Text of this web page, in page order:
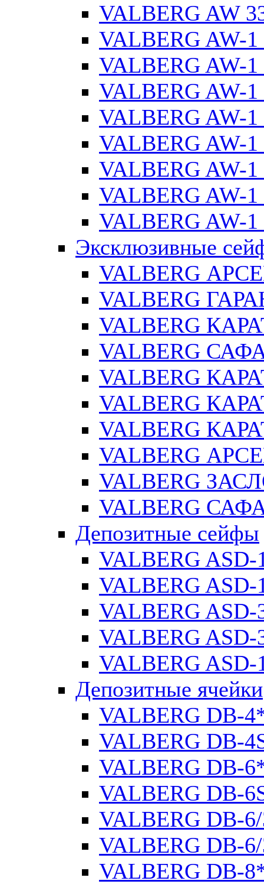
VALBERG AW
VALBERG AW-1
VALBERG AW-1
VALBERG AW-1
VALBERG AW-1
VALBERG AW-1
VALBERG AW-1
VALBERG AW-1
VALBERG AW-1
Эксклюзивные
VALBERG
VALBERG
VALBERG
VALBERG
VALBERG
VALBERG
VALBERG
VALBERG
VALBERG
VALBERG
Депозитные сейфы
VALBERG ASD-
VALBERG ASD-
VALBERG ASD-
VALBERG ASD-
VALBERG ASD-
Депозитные ячейки
VALBERG DB-
VALBERG DB-
VALBERG DB-
VALBERG DB-
VALBERG DB-
VALBERG DB-
VALBERG DB-